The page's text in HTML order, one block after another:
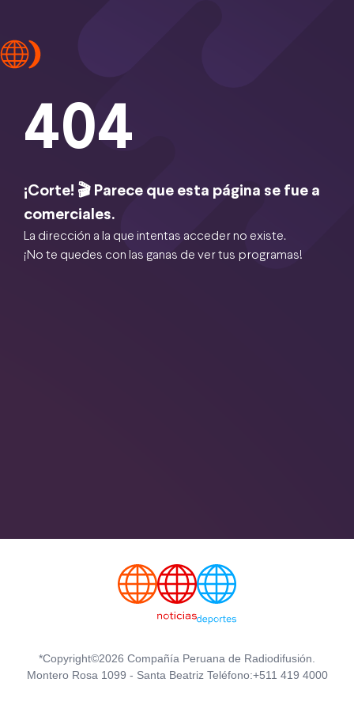
404
¡Corte! 🎬 Parece que esta página se fue a
comerciales.
La dirección a la que intentas acceder no existe.
¡No te quedes con las ganas de ver tus programas!
*Copyright©2026 Compañía Peruana de Radiodifusión.
Montero Rosa 1099 - Santa Beatriz Teléfono:+511 419 4000